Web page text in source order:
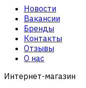
Новости
Вакансии
Бренды
Контакты
Отзывы
О нас
Интернет-магазин